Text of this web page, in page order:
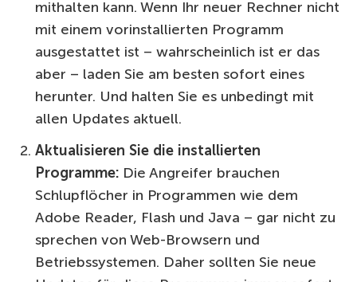
mithalten kann. Wenn Ihr neuer Rechner nicht
mit einem vorinstallierten Programm
ausgestattet ist – wahrscheinlich ist er das
aber – laden Sie am besten sofort eines
herunter. Und halten Sie es unbedingt mit
allen Updates aktuell.
Aktualisieren Sie die installierten
Programme: Die Angreifer brauchen
Schlupflöcher in Programmen wie dem
Adobe Reader, Flash und Java – gar nicht zu
sprechen von Web-Browsern und
Betriebssystemen. Daher sollten Sie neue